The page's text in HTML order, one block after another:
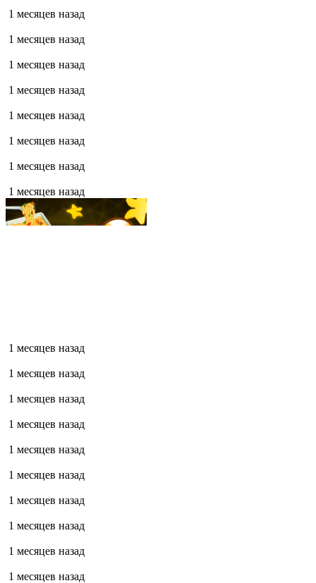
1 месяцев назад
1 месяцев назад
1 месяцев назад
1 месяцев назад
1 месяцев назад
1 месяцев назад
1 месяцев назад
1 месяцев назад
1 месяцев назад
1 месяцев назад
1 месяцев назад
1 месяцев назад
1 месяцев назад
1 месяцев назад
1 месяцев назад
1 месяцев назад
1 месяцев назад
1 месяцев назад